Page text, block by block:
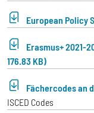
European Policy
Erasmus+ 2021-
176.83 KB)
Fächercodes an
ISCED Codes